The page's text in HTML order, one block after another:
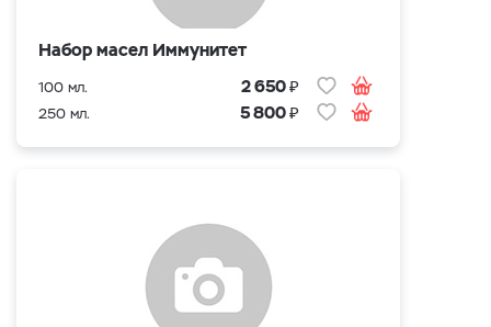
Набор масел Иммунитет
100 мл. 2 650₽
250 мл. 5 800₽